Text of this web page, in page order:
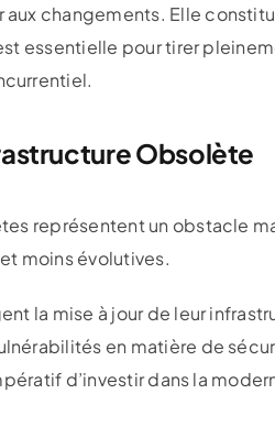
aux changements. Elle
essentielle pour tirer
Obsolète
représentent un obstacle
moins évolutives.
la mise à jour de leur
en matière de
d’investir dans la